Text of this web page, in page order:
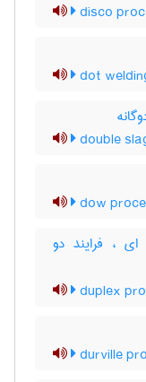
disco
dot
double
dow
ای ، فرایند دو
duplex
durville